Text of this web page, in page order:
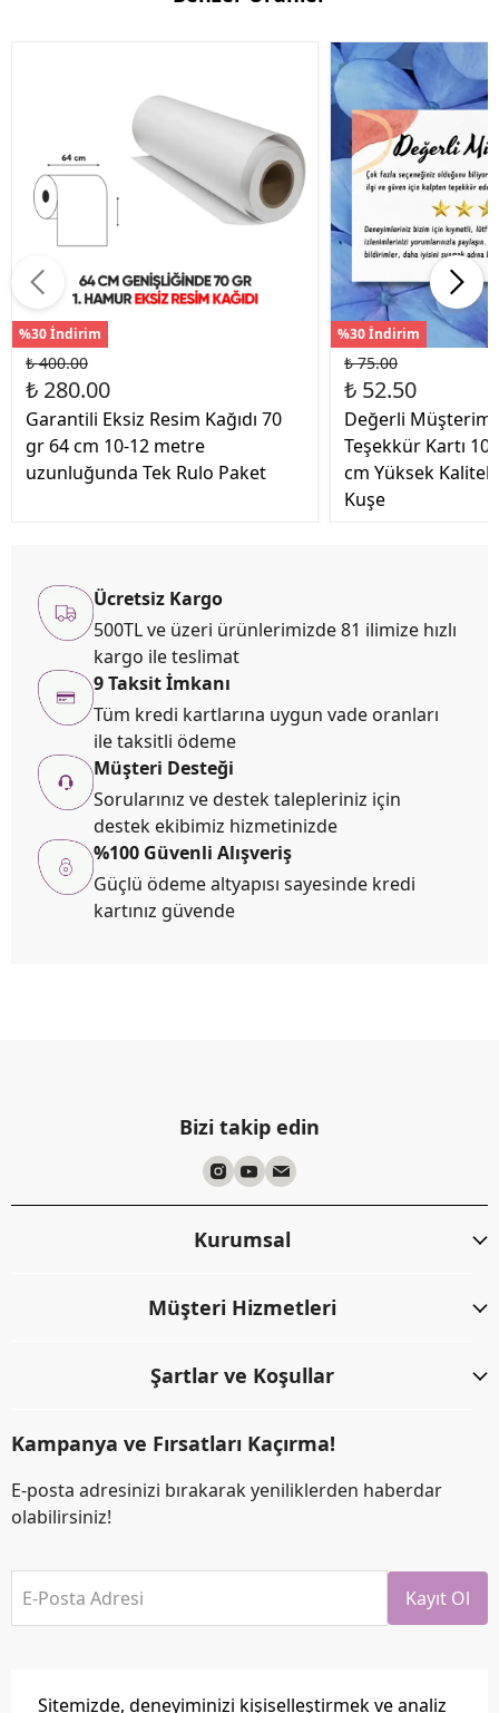
Sitemizde, deneyiminizi kişiselleştirmek ve analiz
%30 İndirim
₺ 400.00
₺ 280.00
Garantili Eksiz Resim Kağıdı 70
gr 64 cm 10-12 metre
uzunluğunda Tek Rulo Paket
%30 İndirim
₺ 75.00
₺ 52.50
Değerli
Teşekkür Kartı
cm Yüksek
Kuşe
Ücretsiz Kargo
500TL ve üzeri ürünlerimizde 81 ilimize hızlı
kargo ile teslimat
9 Taksit İmkanı
Tüm kredi kartlarına uygun vade oranları
ile taksitli ödeme
Müşteri Desteği
Sorularınız ve destek talepleriniz için
destek ekibimiz hizmetinizde
%100 Güvenli Alışveriş
Güçlü ödeme altyapısı sayesinde kredi
kartınız güvende
Bizi takip edin
Kurumsal
Müşteri Hizmetleri
Şartlar ve Koşullar
Kampanya ve Fırsatları Kaçırma!
E-posta adresinizi bırakarak yeniliklerden haberdar
olabilirsiniz!
E-Posta Adresi Kayıt Ol